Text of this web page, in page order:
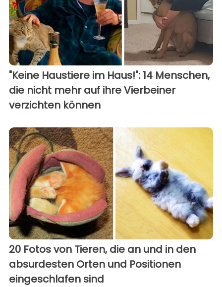
"Keine Haustiere im Haus!": 14 Menschen,
die nicht mehr auf ihre Vierbeiner
verzichten können
20 Fotos von Tieren, die an und in den
absurdesten Orten und Positionen
eingeschlafen sind